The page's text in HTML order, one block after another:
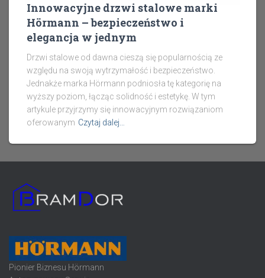
Innowacyjne drzwi stalowe marki
Hörmann – bezpieczeństwo i
elegancja w jednym
Drzwi stalowe od dawna cieszą się popularnością ze
względu na swoją wytrzymałość i bezpieczeństwo.
Jednakże marka Hörmann podniosła tę kategorię na
wyższy poziom, łącząc solidność i estetykę. W tym
artykule przyjrzymy się innowacyjnym rozwiązaniom
oferowanym Czytaj dalej…
Pionier Biznesu Hörmann